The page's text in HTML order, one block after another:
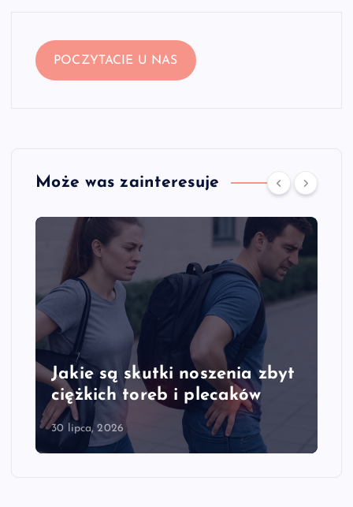
POCZYTACIE U NAS
Może was zainteresuje
Jakie są skutki noszenia zbyt
ciężkich toreb i plecaków
30 lipca, 2026